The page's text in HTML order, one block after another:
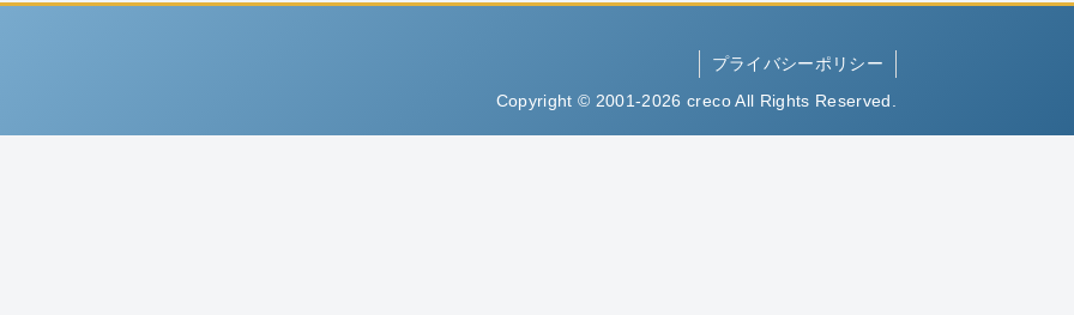
プライバシーポリシー
Copyright © 2001-2026 creco All Rights Reserved.